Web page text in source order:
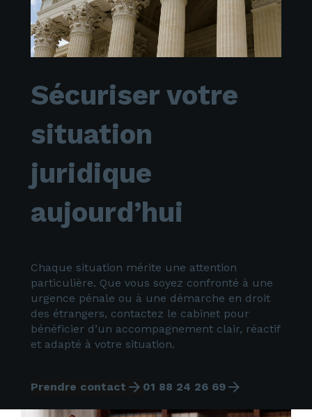
Sécuriser votre
situation
juridique
aujourd’hui
Chaque situation mérite une attention
particulière. Que vous soyez confronté à une
urgence pénale ou à une démarche en droit
des étrangers, contactez le cabinet pour
bénéficier d’un accompagnement clair, réactif
et adapté à votre situation.
Prendre contact arrow_forward 01 88 24 26 69 arrow_forward